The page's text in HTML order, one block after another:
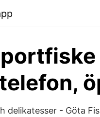
delikatesser - Göta